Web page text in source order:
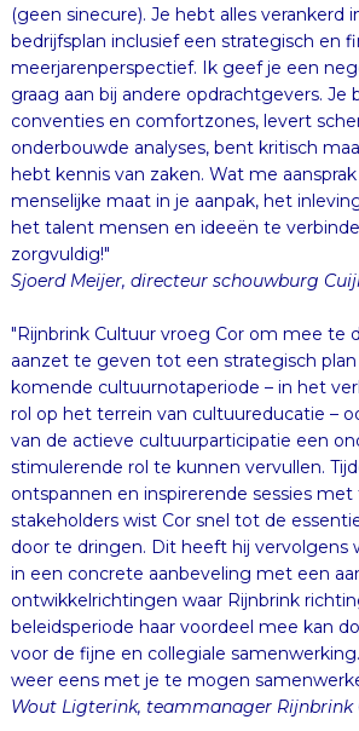
(geen sinecure). Je hebt alles verankerd
bedrijfsplan inclusief een strategisch en
meerjarenperspectief. Ik geef je een
graag aan bij andere opdrachtgevers. Je
conventies en comfortzones, levert
onderbouwde analyses, bent kritisch
hebt kennis van zaken. Wat me
menselijke maat in je aanpak, het
het talent mensen en ideeën te
zorgvuldig!"
Sjoerd Meijer, directeur schouwburg
"Rijnbrink Cultuur vroeg Cor om mee te
aanzet te geven tot een strategisch
komende cultuurnotaperiode – in het
rol op het terrein van cultuureducatie –
van de actieve cultuurparticipatie een
stimulerende rol te kunnen vervullen.
ontspannen en inspirerende sessies
stakeholders wist Cor snel tot de
door te dringen. Dit heeft hij vervolgens
in een concrete aanbeveling met een
ontwikkelrichtingen waar Rijnbrink
beleidsperiode haar voordeel mee kan
voor de fijne en collegiale
weer eens met je te mogen
Wout Ligterink, teammanager Rijnbrink